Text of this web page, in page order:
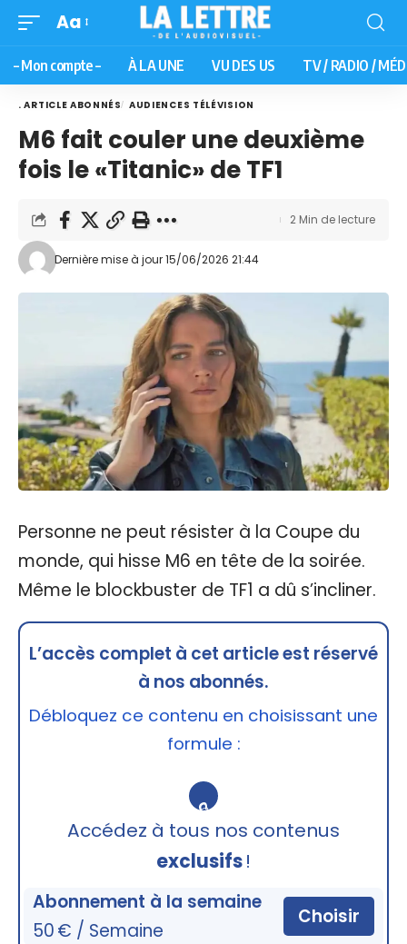
Aa
– Mon compte – À LA UNE VU DES US TV / RADIO /
. ARTICLE ABONNÉS AUDIENCES TÉLÉVISION
M6 fait couler une deuxième
fois le «Titanic» de TF1
Dernière mise à jour 15/06/2026 21:44
2 Min de lecture
Personne ne peut résister à la Coupe du
monde, qui hisse M6 en tête de la soirée.
Même le blockbuster de TF1 a dû s’incliner.
L’accès complet à cet article est réservé
à nos abonnés.
Débloquez ce contenu en choisissant une
formule :
🔒
Accédez à tous nos contenus
exclusifs!
Abonnement à la semaine
50 € / Semaine
Choisir